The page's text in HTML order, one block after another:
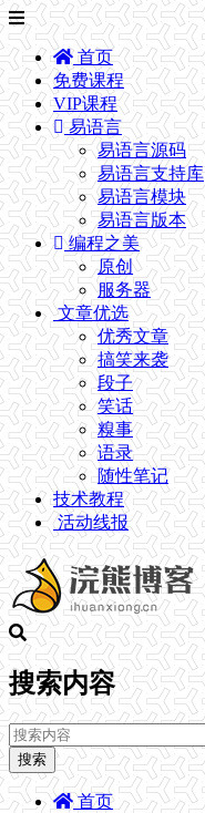
首页
免费课程
VIP课程
易语言
易语言源码
易语言支持库
易语言模块
易语言版本
编程之美
原创
服务器
文章优选
优秀文章
搞笑来袭
段子
笑话
糗事
语录
随性笔记
技术教程
活动线报
搜索内容
搜索
首页